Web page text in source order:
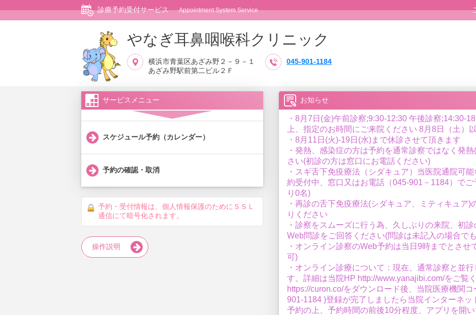
診療予約受付サービス Appointment System Service
やなぎ耳鼻咽喉科クリニック
横浜市青葉区あざみ野２－９－１
あざみ野駅前第二ビル２Ｆ
045-901-1184
サービスメニュー
スケジュール予約（カレンダー）
予約の確認・取消
予約・受付情報は、個人情報保護のためにＳＳＬ
通信にて暗号化されます。
操作説明
お知らせ
・8月7日(金)午前診察;9:30-12:30 午後診察;14:30-
上、指定のお時間にご来院ください 8月8日（土）
・8月11日(火)-19日(水)まで休診させて頂きます
・発熱、感染症の方は予約を通常診察ではなく発
さい(初診の方は窓口にお電話ください)
・スギ舌下免疫療法（シダキュア）当医院通院可
約受付中、窓口又はお電話（045‐901－1184）で
り0名)
・再診の舌下免疫療法(シダキュア、ミティキュア
りください
・診察をスムーズに行う為、久しぶりの来院、初
Web問診をご回答ください(問診は未記入の場合で
・オンライン診察のWeb予約は当日9時までとさせ
可)
・オンライン診療について：現在、通常診察と並
す。詳細は当院HP http://www.yanajibi.com/をご覧
https://curon.co/をダウンロード後、当院医療機関
901-1184 )登録が完了しましたら当院インターネ
予約の上、予約時間の前後10分程度、アプリを開